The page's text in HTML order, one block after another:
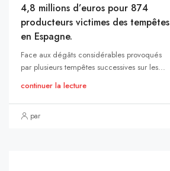
4,8 millions d’euros pour 874
producteurs victimes des tempêtes
en Espagne.
Face aux dégâts considérables provoqués
par plusieurs tempêtes successives sur les...
continuer la lecture
par